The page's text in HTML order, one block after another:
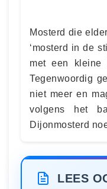
Mosterd die
‘mosterd in de
met een kleine
Tegenwoordig
niet meer en
volgens het
Dijonmosterd
LEES